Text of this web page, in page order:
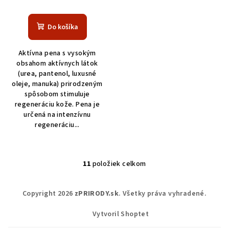
Do košíka
Aktívna pena s vysokým
obsahom aktívnych látok
(urea, pantenol, luxusné
oleje, manuka) prirodzeným
spôsobom stimuluje
regeneráciu kože. Pena je
určená na intenzívnu
regeneráciu...
O
l
d
11 položiek celkom
Copyright 2026 zPRIRODY.sk. Všetky práva vyhradené.
Vytvoril Shoptet